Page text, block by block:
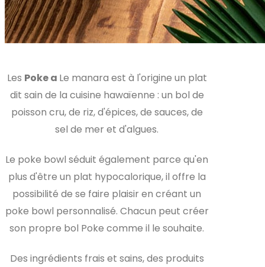
Les Poke a Le manara est à l'origine un plat
dit sain de la cuisine hawaïenne : un bol de
poisson cru, de riz, d'épices, de sauces, de
sel de mer et d'algues.
Le poke bowl séduit également parce qu'en
plus d'être un plat hypocalorique, il offre la
possibilité de se faire plaisir en créant un
poke bowl personnalisé. Chacun peut créer
son propre bol Poke comme il le souhaite.
Des ingrédients frais et sains, des produits